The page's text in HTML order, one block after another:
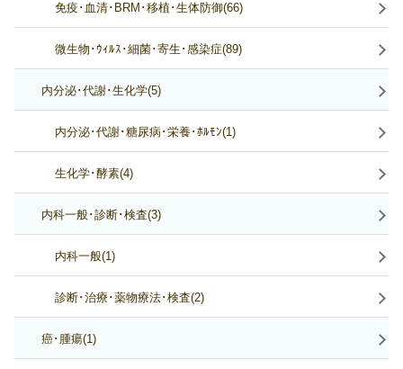
免疫･血清･BRM･移植･生体防御(66)
微生物･ｳｨﾙｽ･細菌･寄生･感染症(89)
内分泌･代謝･生化学(5)
内分泌･代謝･糖尿病･栄養･ﾎﾙﾓﾝ(1)
生化学･酵素(4)
内科一般･診断･検査(3)
内科一般(1)
診断･治療･薬物療法･検査(2)
癌･腫瘍(1)